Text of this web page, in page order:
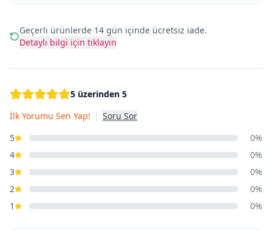
Geçerli ürünlerde 14 gün içinde ücretsiz iade.
Detaylı bilgi için tıklayın
5 üzerinden 5
İlk Yorumu Sen Yap! | Soru Sor
5
0%
4
0%
3
0%
2
0%
1
0%